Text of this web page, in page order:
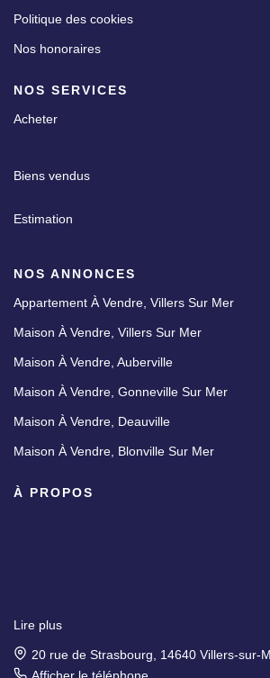
Politique des cookies
Nos honoraires
NOS SERVICES
Acheter
Biens vendus
Estimation
NOS ANNONCES
Appartement À Vendre, Villers Sur Mer
Maison À Vendre, Villers Sur Mer
Maison À Vendre, Auberville
Maison À Vendre, Gonneville Sur Mer
Maison À Vendre, Deauville
Maison À Vendre, Blonville Sur Mer
À PROPOS
Lire plus
20 rue de Strasbourg, 14640 Villers-sur-